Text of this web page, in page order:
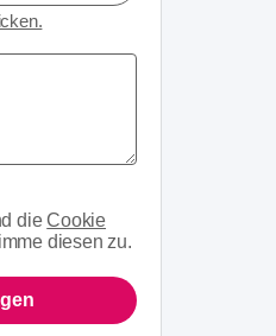
dieCookie
diesen zu.